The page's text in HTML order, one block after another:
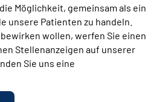
Möglichkeit, gemeinsam als ein
unsere Patienten zu handeln.
wollen, werfen Sie einen
Stellenanzeigen auf unserer
Sie uns eine